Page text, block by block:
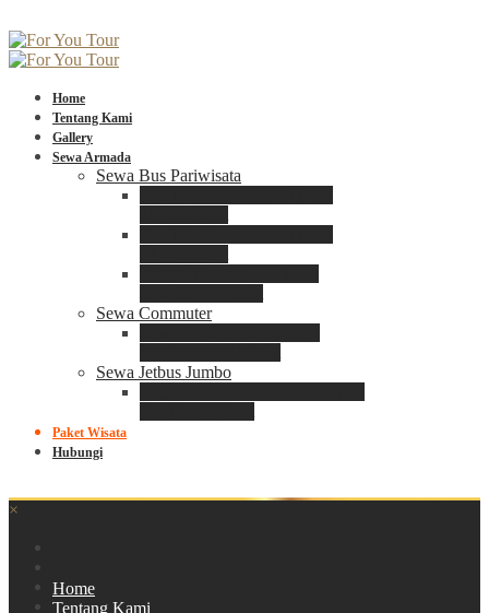
Home
Tentang Kami
Gallery
Sewa Armada
Sewa Bus Pariwisata
Sewa Commuter
Sewa Jetbus Jumbo
Paket Wisata
Hubungi
×
Home
Tentang Kami